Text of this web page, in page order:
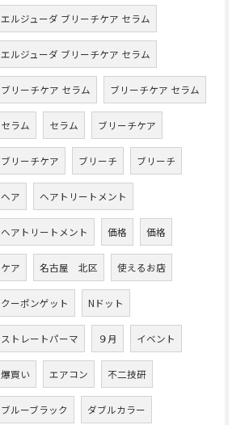
エルジューダ ブリーチケア セラム
エルジューダ ブリーチケア セラム
ブリーチケア セラム ブリーチケア セラム
セラム セラム ブリーチケア
ブリーチケア ブリーチ ブリーチ
ヘア ヘアトリートメント
ヘアトリートメント 価格 価格
ケア 名古屋 北区 使えるお店
クーポンゲット Nドット
ストレートパーマ ９月 イベント
爆買い エアコン 不二技研
ブルーブラック ダブルカラー